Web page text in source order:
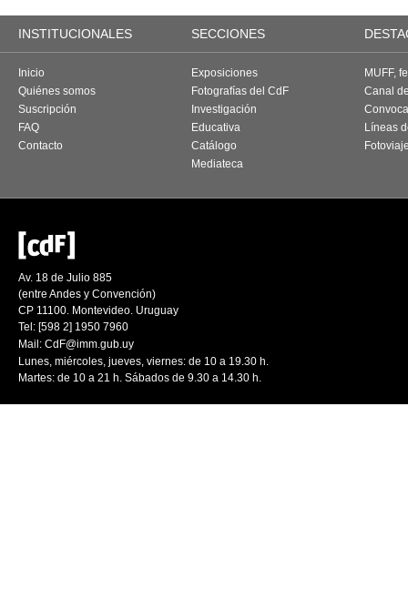
INSTITUCIONALES SECCIONES
Inicio
Quiénes somos
Suscripción
FAQ
Contacto
Exposiciones
Fotografías del CdF
Investigación
Educativa
Catálogo
Mediateca
MUFF,
Canal
Líneas
Av. 18 de Julio 885
(entre Andes y Convención)
CP 11100. Montevideo. Uruguay
Tel: [598 2] 1950 7960
Mail: CdF@imm.gub.uy
Lunes, miércoles, jueves, viernes: de 10 a 19.30 h.
Martes: de 10 a 21 h. Sábados de 9.30 a 14.30 h.